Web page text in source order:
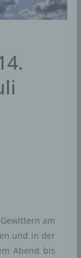
am
und in der
Abend bis